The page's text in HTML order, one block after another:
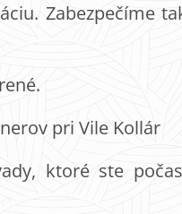
Zabezpečíme
pri Vile Kollár
ktoré ste